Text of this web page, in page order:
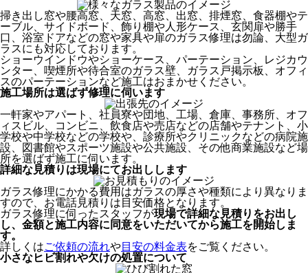
掃き出し窓や腰高窓、天窓、高窓、出窓、排煙窓、食器棚やテ
ーブル、サイドボード、飾り棚や人形ケース、玄関扉や勝手
口、浴室ドアなどの窓や家具や扉のガラス修理は勿論、大型ガ
ラスにも対応しております。
ショーウインドウやショーケース、パーテーション、レジカウ
ンター、喫煙所や待合室のガラス壁、ガラス戸掲示板、オフィ
スのパーテーションなど施工はおまかせください。
施工場所は選ばず修理に伺います
一軒家やアパート、社員寮や団地、工場、倉庫、事務所、オフ
ィスビル、コンビニ、飲食店や売店などの店舗やテナント、小
学校や中学校などの学校や、診療所やクリニックなどの病院施
設、図書館やスポーツ施設や公共施設、その他商業施設など場
所を選ばず施工に伺います。
詳細な見積りは現場にてお出しします
ガラス修理にかかる費用はガラスの厚さや種類により異なりま
すので、お電話見積りは目安価格となります。
ガラス修理に伺ったスタッフが現場で詳細な見積りをお出し
し、 金額と施工内容に同意をいただいてから施工を開始しま
す。
詳しくはご依頼の流れや目安の料金表をご覧ください。
小さなヒビ割れや欠けの処置について